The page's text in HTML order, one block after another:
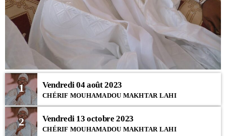
1 Vendredi 04 août 2023
CHÉRIF MOUHAMADOU MAKHTAR LAHI
2 Vendredi 13 octobre 2023
CHÉRIF MOUHAMADOU MAKHTAR LAHI